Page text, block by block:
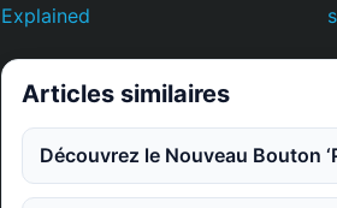
Explained
Articles similaires
Découvrez le Nouveau Bouton